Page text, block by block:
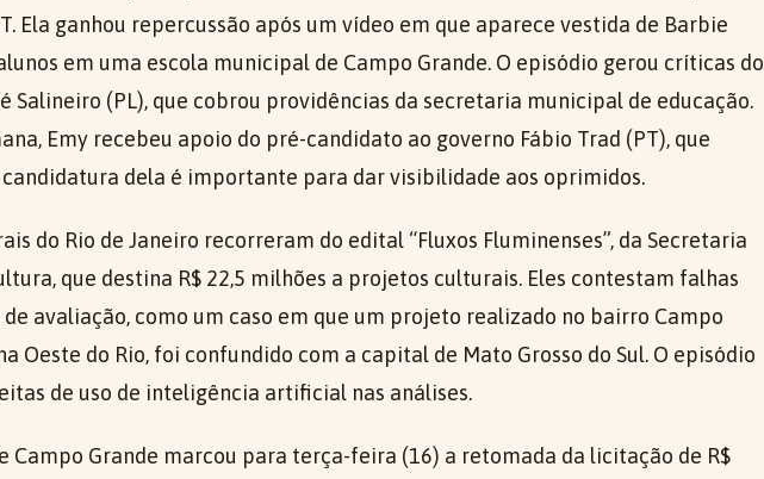
Ela ganhou repercussão após um vídeo em que aparece vestida de Barbie
em uma escola municipal de Campo Grande. O episódio gerou críticas do
Salineiro (PL), que cobrou providências da secretaria municipal de educação.
Emy recebeu apoio do pré-candidato ao governo Fábio Trad (PT), que
dela é importante para dar visibilidade aos oprimidos.
do Rio de Janeiro recorreram do edital “Fluxos Fluminenses”, da Secretaria
que destina R$ 22,5 milhões a projetos culturais. Eles contestam falhas
avaliação, como um caso em que um projeto realizado no bairro Campo
Oeste do Rio, foi confundido com a capital de Mato Grosso do Sul. O episódio
de uso de inteligência artificial nas análises.
Campo Grande marcou para terça-feira (16) a retomada da licitação de R$